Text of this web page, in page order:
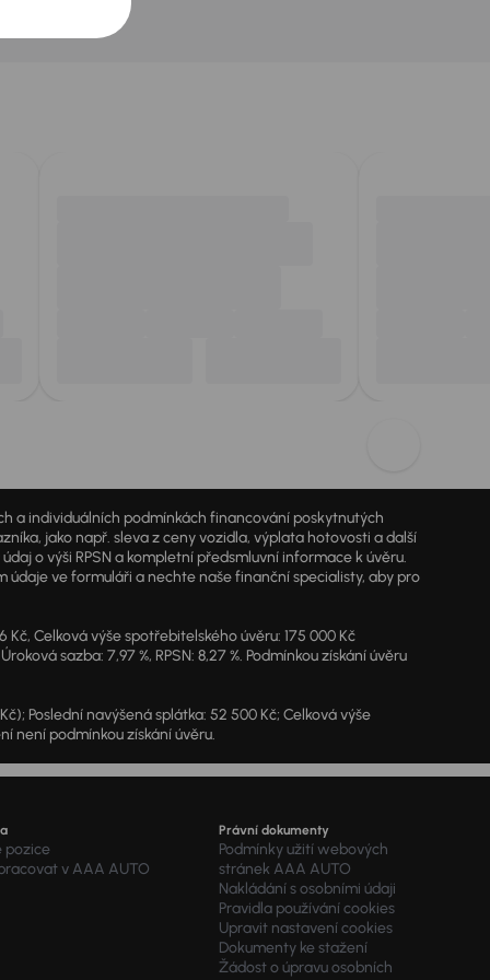
a individuálních podmínkách financování poskytnutých
jako např. sleva z ceny vozidla, výplata hotovosti a další
o výši RPSN a kompletní předsmluvní informace k úvěru.
údaje ve formuláři a nechte naše finanční specialisty, aby pro
Celková výše spotřebitelského úvěru: 175 000 Kč
sazba: 7,97 %, RPSN: 8,27 %. Podmínkou získání úvěru
Poslední navýšená splátka: 52 500 Kč; Celková výše
není podmínkou získání úvěru.
pozice
v AAA AUTO
Právní dokumenty
Podmínky užití webových
stránek AAA AUTO
Nakládání s osobními údaji
Pravidla používání cookies
Upravit nastavení cookies
Dokumenty ke stažení
Žádost o úpravu osobních